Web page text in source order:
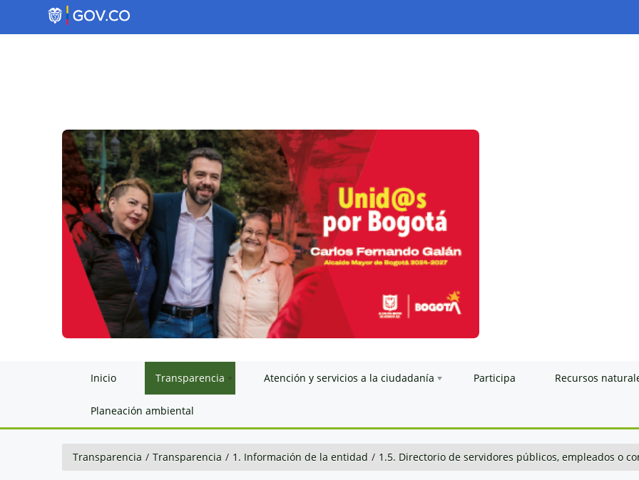
Inicio Transparencia Atención y servicios a la ciudadanía Participa Recursos
Planeación ambiental
Transparencia / Transparencia / 1. Información de la entidad / 1.5. Directorio de servidores públicos, empleados o